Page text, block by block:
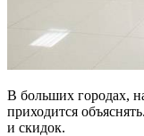
В больших городах,
приходится
и скидок.